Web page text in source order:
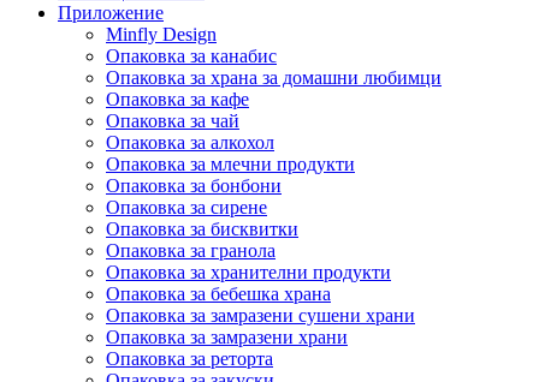
Приложение
Minfly Design
Опаковка за канабис
Опаковка за храна за домашни любимци
Опаковка за кафе
Опаковка за чай
Опаковка за алкохол
Опаковка за млечни продукти
Опаковка за бонбони
Опаковка за сирене
Опаковка за бисквитки
Опаковка за гранола
Опаковка за хранителни продукти
Опаковка за бебешка храна
Опаковка за замразени сушени храни
Опаковка за замразени храни
Опаковка за реторта